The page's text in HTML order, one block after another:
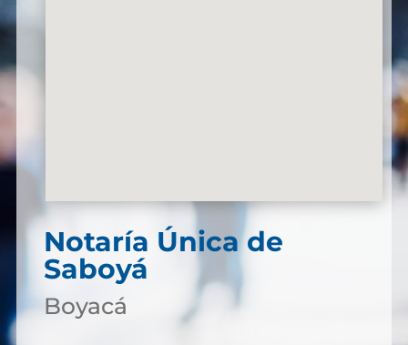
Notaría Única de
Saboyá
Boyacá